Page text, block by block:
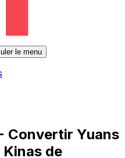
le menu
Convertir Yuans
de